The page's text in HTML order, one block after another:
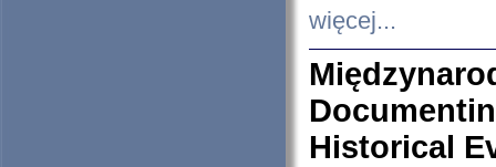
więcej...
Historical